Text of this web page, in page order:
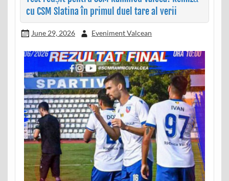
cu CSM Slatina în primul duel tare al verii
June 29, 2026 Eveniment Valcean